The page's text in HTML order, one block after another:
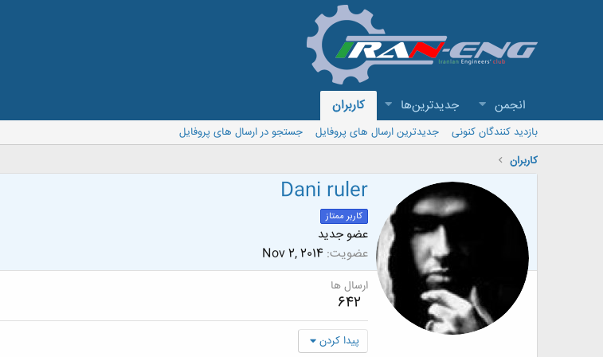
انجمن جدیدترین‌ها کاربران
بازدید کنندگان کنونی جدیدترین ارسال های پروفایل
جستجو در ارسال های پروفایل
کاربران
Dani ruler
کاربر ممتاز
عضو جدید
عضویت Nov 2, 2014
ارسال ها
642
پیدا کردن